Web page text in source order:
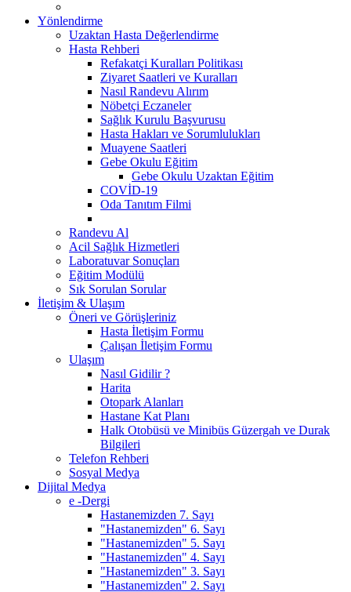
Yönlendirme
Uzaktan Hasta Değerlendirme
Hasta Rehberi
Refakatçi Kuralları Politikası
Ziyaret Saatleri ve Kuralları
Nasıl Randevu Alırım
Nöbetçi Eczaneler
Sağlık Kurulu Başvurusu
Hasta Hakları ve Sorumlulukları
Muayene Saatleri
Gebe Okulu Eğitim
Gebe Okulu Uzaktan Eğitim
COVİD-19
Oda Tanıtım Filmi
Randevu Al
Acil Sağlık Hizmetleri
Laboratuvar Sonuçları
Eğitim Modülü
Sık Sorulan Sorular
İletişim & Ulaşım
Öneri ve Görüşleriniz
Hasta İletişim Formu
Çalışan İletişim Formu
Ulaşım
Nasıl Gidilir ?
Harita
Otopark Alanları
Hastane Kat Planı
Halk Otobüsü ve Minibüs Güzergah ve Durak
Bilgileri
Telefon Rehberi
Sosyal Medya
Dijital Medya
e -Dergi
Hastanemizden 7. Sayı
"Hastanemizden" 6. Sayı
"Hastanemizden" 5. Sayı
"Hastanemizden" 4. Sayı
"Hastanemizden" 3. Sayı
"Hastanemizden" 2. Sayı